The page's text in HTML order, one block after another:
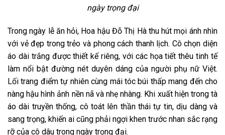
ngày trọng đại
Trong ngày lễ ăn hỏi, Hoa hậu Đỗ Thị Hà thu hút mọi ánh nhìn
với vẻ đẹp trong trẻo và phong cách thanh lịch. Cô chọn diện
áo dài trắng được thiết kế riêng, với các họa tiết thêu tinh tế
làm nổi bật đường nét duyên dáng của người phụ nữ Việt.
Lối trang điểm tự nhiên cùng mái tóc búi thấp mang đến cho
nàng hậu hình ảnh nền nã và nhẹ nhàng. Khi xuất hiện trong tà
áo dài truyền thống, cô toát lên thần thái tự tin, dịu dàng và
sang trọng, khiến ai cũng phải ngợi khen trước nhan sắc rạng
rỡ của cô dâu trong ngày trọng đại.